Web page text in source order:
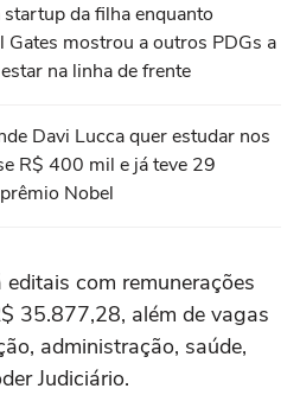
da filha enquanto
Gates mostrou a outros PDGs a
na linha de frente
Davi Lucca quer estudar nos
R$ 400 mil e já teve 29
Nobel
com remunerações
35.877,28, além de vagas
administração, saúde,
Judiciário.